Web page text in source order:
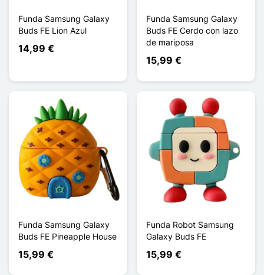
Funda Samsung Galaxy
Buds FE Lion Azul
14,99 €
Funda Samsung Galaxy
Buds FE Cerdo con lazo
de mariposa
15,99 €
Funda Samsung Galaxy
Buds FE Pineapple House
15,99 €
Funda Robot Samsung
Galaxy Buds FE
15,99 €